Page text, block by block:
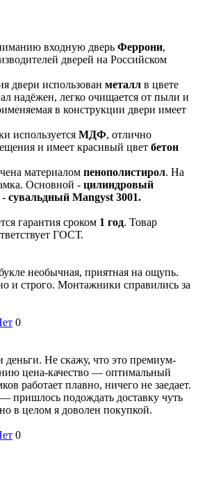
входную дверь Феррони,
дверей на Российском
двери использован металл в цвете
надёжен, легко очищается от пыли и
в конструкции двери имеет
используется МДФ, отлично
и имеет красивый цвет бетон
материалом пенополистирол. На
Основной - цилиндровый
- сувальдный Mangyst 3001.
гарантия сроком 1 год. Товар
ГОСТ.
необычная, приятная на ощупь.
и строго. Монтажники справились за
0
деньги. Не скажу, что это премиум-
цена-качество — оптимальный
работает плавно, ничего не заедает.
пришлось подождать доставку чуть
в целом я доволен покупкой.
0